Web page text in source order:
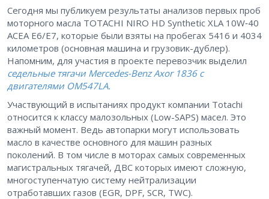
Сегодня мы публикуем результаты анализов первых проб
моторного масла TOTACHI NIRO HD Synthetic XLA 10W‑40
ACEA E6/E7, которые были взяты на пробегах 5416 и 4034
километров (основная машина и грузовик-дублер).
Напомним, для участия в проекте перевозчик выделил
седельные тягачи Mercedes-Benz Axor 1836 с
двигателями OM547LA.
Участвующий в испытаниях продукт компании Totachi
относится к классу малозольных (Low-SAPS) масел. Это
важный момент. Ведь автопарки могут использовать
масло в качестве основного для машин разных
поколений. В том числе в моторах самых современных
магистральных тягачей, ДВС которых имеют сложную,
многоступенчатую систему нейтрализации
отработавших газов (EGR, DPF, SCR, TWC).